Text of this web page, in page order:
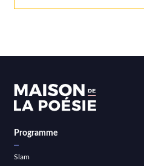
Programme
Slam